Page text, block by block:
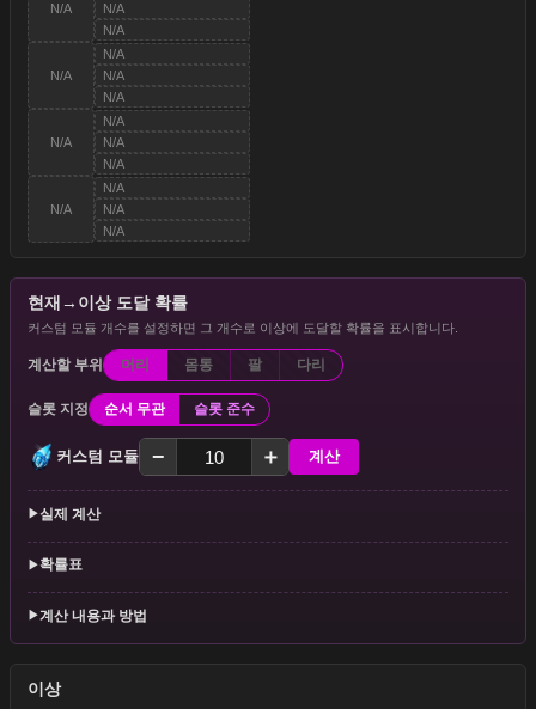
N/A N/A
N/A
N/A
N/A
N/A
N/A
N/A
N/A
N/A
N/A
N/A
N/A
N/A
N/A
현재→이상 도달 확률
커스텀 모듈 개수를 설정하면 그 개수로 이상에 도달할 확률을 표시합니다.
계산할 부위 머리 몸통 팔 다리
슬롯 지정 순서 무관 슬롯 준수
커스텀 모듈 − ＋ 계산
▶︎실제 계산
▶︎확률표
▶︎계산 내용과 방법
이상